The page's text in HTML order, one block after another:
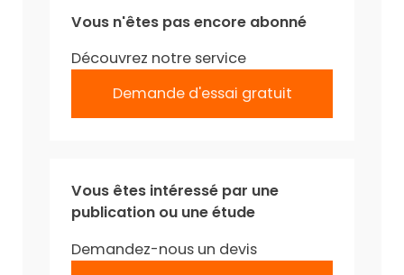
Vous n'êtes pas encore abonné
Découvrez notre service
Demande d'essai gratuit
Vous êtes intéressé par une
publication ou une étude
Demandez-nous un devis